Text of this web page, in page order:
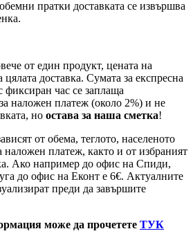
пратки доставката се извършва
от един продукт, цената на
цялата доставка. Сумата за експресна
фиксиран час се заплаща
наложен платеж (около 2%) и не
но остава за наша сметка!
от обема, теглото, населеното
наложен платеж, както и от избраният
Ако например до офис на Спиди,
до офис на Еконт е 6€. Актуалните
преди да завършите
може да прочетете ТУК